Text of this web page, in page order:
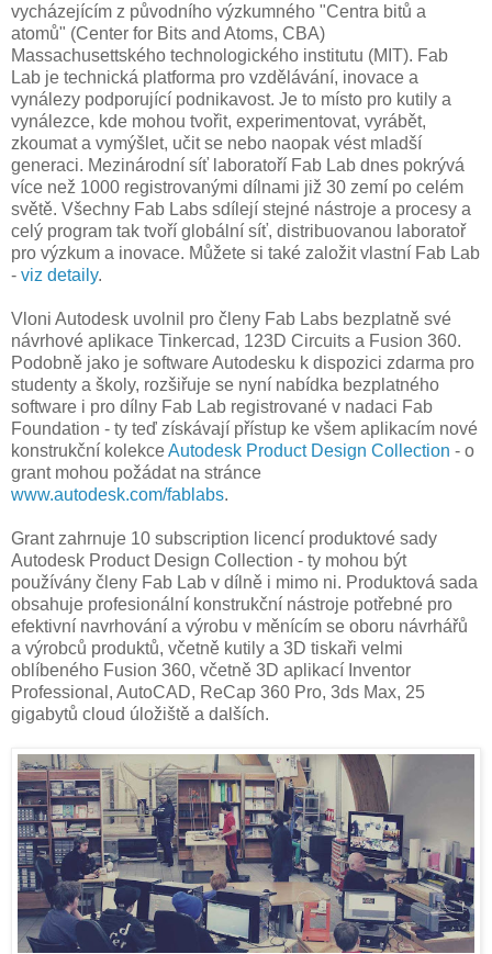
vycházejícím z původního výzkumného "Centra bitů a
atomů" (Center for Bits and Atoms, CBA)
Massachusettského technologického institutu (MIT). Fab
Lab je technická platforma pro vzdělávání, inovace a
vynálezy podporující podnikavost. Je to místo pro kutily a
vynálezce, kde mohou tvořit, experimentovat, vyrábět,
zkoumat a vymýšlet, učit se nebo naopak vést mladší
generaci. Mezinárodní síť laboratoří Fab Lab dnes pokrývá
více než 1000 registrovanými dílnami již 30 zemí po celém
světě. Všechny Fab Labs sdílejí stejné nástroje a procesy a
celý program tak tvoří globální síť, distribuovanou laboratoř
pro výzkum a inovace. Můžete si také založit vlastní Fab Lab
- viz detaily.
Vloni Autodesk uvolnil pro členy Fab Labs bezplatně své
návrhové aplikace Tinkercad, 123D Circuits a Fusion 360.
Podobně jako je software Autodesku k dispozici zdarma pro
studenty a školy, rozšiřuje se nyní nabídka bezplatného
software i pro dílny Fab Lab registrované v nadaci Fab
Foundation - ty teď získávají přístup ke všem aplikacím nové
konstrukční kolekceAutodesk Product Design Collection - o
grant mohou požádat na stránce
www.autodesk.com/fablabs.
Grant zahrnuje 10 subscription licencí produktové sady
Autodesk Product Design Collection - ty mohou být
používány členy Fab Lab v dílně i mimo ni. Produktová sada
obsahuje profesionální konstrukční nástroje potřebné pro
efektivní navrhování a výrobu v měnícím se oboru návrhářů
a výrobců produktů, včetně kutily a 3D tiskaři velmi
oblíbeného Fusion 360, včetně 3D aplikací Inventor
Professional, AutoCAD, ReCap 360 Pro, 3ds Max, 25
gigabytů cloud úložiště a dalších.